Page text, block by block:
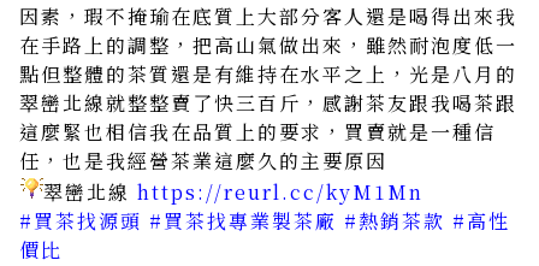
因素，瑕不掩瑜在底質上大部分客人還是喝得出來我
在手路上的調整，把高山氣做出來，雖然耐泡度低一
點但整體的茶質還是有維持在水平之上，光是八月的
翠巒北線就整整賣了快三百斤，感謝茶友跟我喝茶跟
這麼緊也相信我在品質上的要求，買賣就是一種信
任，也是我經營茶業這麼久的主要原因
翠巒北線 https://reurl.cc/kyM1Mn
#買茶找源頭 #買茶找專業製茶廠 #熱銷茶款 #高性
價比